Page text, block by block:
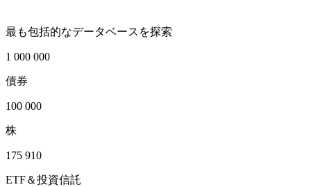
最も包括的なデータベースを探索
1 000 000
債券
100 000
株
175 910
ETF＆投資信託